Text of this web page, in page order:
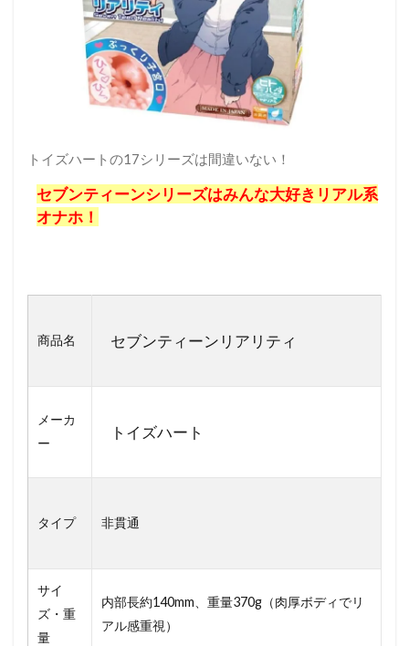
トイズハートの17シリーズは間違いない！
セブンティーンシリーズはみんな大好きリアル系
オナホ！
商品名 セブンティーンリアリティ
メーカ
ー
トイズハート
タイプ 非貫通
サイ
ズ・重
量
内部長約140mm、重量370g（肉厚ボディでリ
アル感重視）